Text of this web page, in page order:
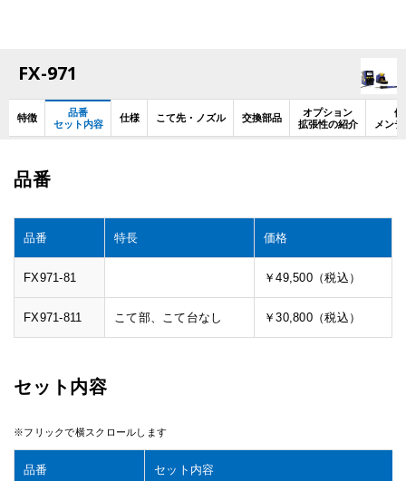
FX-971
特徴
品番
セット内容
仕様 こて先・ノズル 交換部品
オプション
拡張性の紹介
使
メン
品番
品番 特長 価格
FX971-81 ￥49,500（税込）
FX971-811 こて部、こて台なし ￥30,800（税込）
セット内容
品番 セット内容